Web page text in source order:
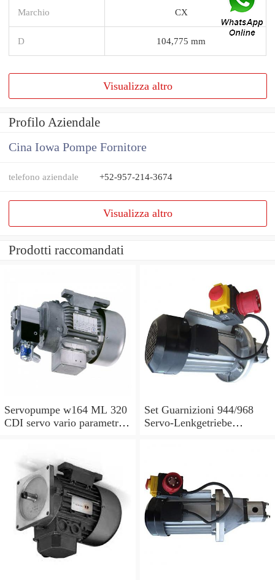
Marchio CX
D 104,775 mm
Visualizza altro
Profilo Aziendale
Cina Iowa Pompe Fornitore
telefono aziendale +52-957-214-3674
Visualizza altro
Prodotti raccomandati
Servopumpe w164 ML 320
CDI servo vario parametri
Set Guarnizioni 944/968
Servo-Lenkgetriebe